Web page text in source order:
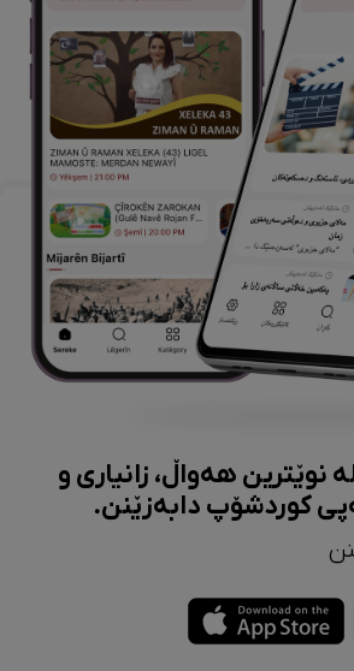
نوێترین هەواڵ، زانیاری و
کوردشۆپ دابەزێنن.